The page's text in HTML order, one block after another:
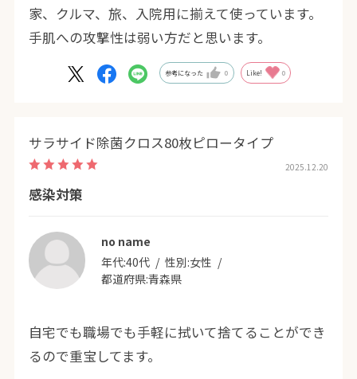
家、クルマ、旅、入院用に揃えて使っています。
手肌への攻撃性は弱い方だと思います。
参考になった 0 Like! 0
サラサイド除菌クロス80枚ピロータイプ
2025.12.20
感染対策
no name
年代:40代 性別:女性
都道府県:青森県
自宅でも職場でも手軽に拭いて捨てることができ
るので重宝してます。